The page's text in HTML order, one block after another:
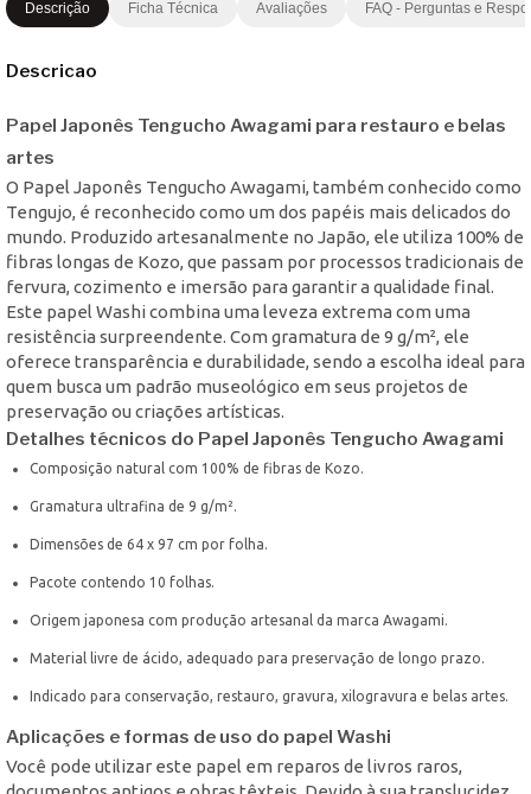
Descrição Ficha Técnica Avaliações FAQ - Perguntas e
Descricao
Papel Japonês Tengucho Awagami para restauro e belas
artes
O Papel Japonês Tengucho Awagami, também conhecido como
Tengujo, é reconhecido como um dos papéis mais delicados do
mundo. Produzido artesanalmente no Japão, ele utiliza 100% de
fibras longas de Kozo, que passam por processos tradicionais de
fervura, cozimento e imersão para garantir a qualidade final.
Este papel Washi combina uma leveza extrema com uma
resistência surpreendente. Com gramatura de 9 g/m², ele
oferece transparência e durabilidade, sendo a escolha ideal para
quem busca um padrão museológico em seus projetos de
preservação ou criações artísticas.
Detalhes técnicos do Papel Japonês Tengucho Awagami
Composição natural com 100% de fibras de Kozo.
Gramatura ultrafina de 9 g/m².
Dimensões de 64 x 97 cm por folha.
Pacote contendo 10 folhas.
Origem japonesa com produção artesanal da marca Awagami.
Material livre de ácido, adequado para preservação de longo prazo.
Indicado para conservação, restauro, gravura, xilogravura e belas artes.
Aplicações e formas de uso do papel Washi
Você pode utilizar este papel em reparos de livros raros,